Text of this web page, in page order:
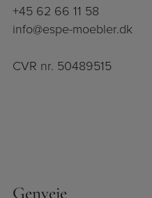
+45 62 66 11 58
info@espe-moebler.dk
CVR nr. 50489515
Genveje